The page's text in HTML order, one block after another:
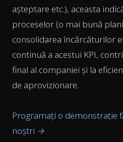
așteptare etc.), aceasta
proceselor (o mai bună
consolidarea încărcăturilor
continuă a acestui KPI,
final al companiei și la
de aprovizionare.
Programați o demonstrație
noștri →